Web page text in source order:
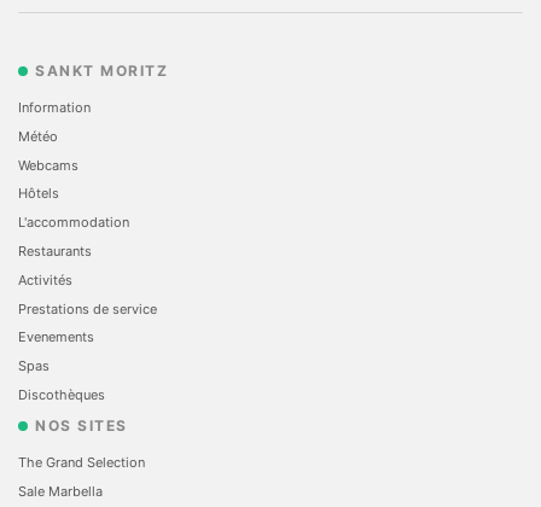
SANKT MORITZ
Information
Météo
Webcams
Hôtels
L'accommodation
Restaurants
Activités
Prestations de service
Evеnements
Spas
Discothèques
NOS SITES
The Grand Selection
Sale Marbella